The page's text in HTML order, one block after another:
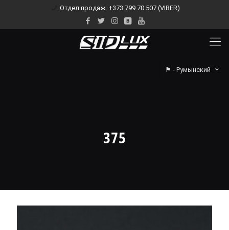
Отдел продаж: +373 799 70 507 (VIBER)
⚑ - Румынский
375